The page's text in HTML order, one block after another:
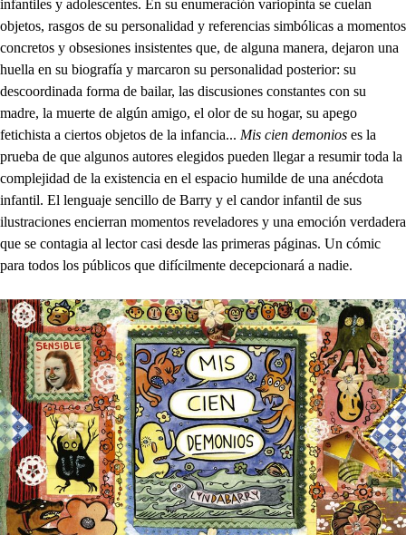
infantiles y adolescentes. En su enumeración variopinta se cuelan
objetos, rasgos de su personalidad y referencias simbólicas a momentos
concretos y obsesiones insistentes que, de alguna manera, dejaron una
huella en su biografía y marcaron su personalidad posterior: su
descoordinada forma de bailar, las discusiones constantes con su
madre, la muerte de algún amigo, el olor de su hogar, su apego
fetichista a ciertos objetos de la infancia... Mis cien demonios es la
prueba de que algunos autores elegidos pueden llegar a resumir toda la
complejidad de la existencia en el espacio humilde de una anécdota
infantil. El lenguaje sencillo de Barry y el candor infantil de sus
ilustraciones encierran momentos reveladores y una emoción verdadera
que se contagia al lector casi desde las primeras páginas. Un cómic
para todos los públicos que difícilmente decepcionará a nadie.